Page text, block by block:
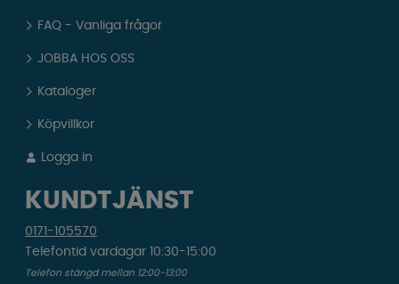
FAQ - Vanliga frågor
JOBBA HOS OSS
Kataloger
Köpvillkor
Logga in
KUNDTJÄNST
0171-105570
Telefontid vardagar 10:30-15:00
Telefon stängd mellan 12:00-13:00